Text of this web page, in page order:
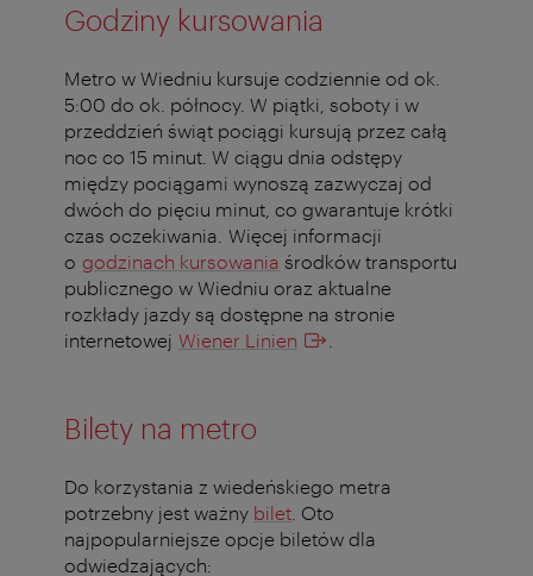
Godziny kursowania
Metro w Wiedniu kursuje codziennie od ok.
5:00 do ok. północy. W piątki, soboty i w
przeddzień świąt pociągi kursują przez całą
noc co 15 minut. W ciągu dnia odstępy
między pociągami wynoszą zazwyczaj od
dwóch do pięciu minut, co gwarantuje krótki
czas oczekiwania. Więcej informacji
o godzinach kursowania środków transportu
publicznego w Wiedniu oraz aktualne
rozkłady jazdy są dostępne na stronie
internetowej Wiener Linien
Bilety na metro
Do korzystania z wiedeńskiego metra
potrzebny jest ważny bilet . Oto
najpopularniejsze opcje biletów dla
odwiedzających: